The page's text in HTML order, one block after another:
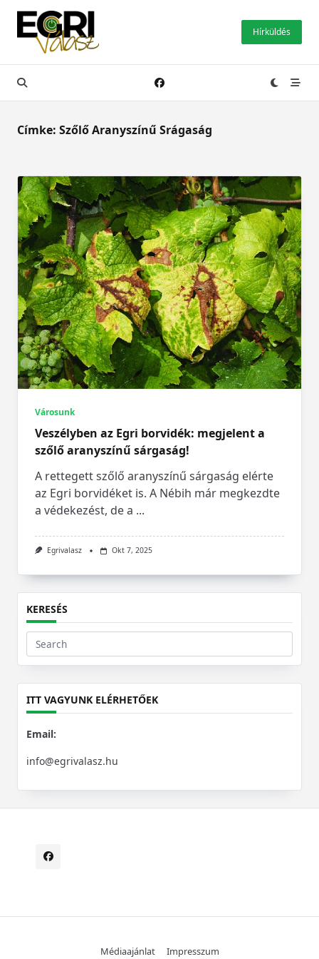
Skip
content
Hírküldés
Címke: Szőlő Aranyszínű Srágaság
Városunk
Veszélyben az Egri borvidék: megjelent a
szőlő aranyszínű sárgaság!
A rettegett szőlő aranyszínű sárgaság elérte
az Egri borvidéket is. A Nébih már megkezdte
a védekezést, de a ...
Egrivalasz Okt 7, 2025
KERESÉS
Search
for:
ITT VAGYUNK ELÉRHETŐEK
Email:
info@egrivalasz.hu
Médiaajánlat Impresszum